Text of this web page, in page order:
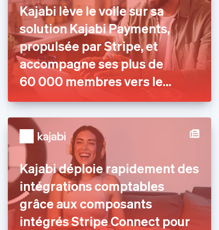
Kajabi lève le voile sur sa
solution Kajabi Payments,
propulsée par Stripe, et
accompagne ses plus de
60 000 membres vers le
succès
Kajabi déploie rapidement des
intégrations comptables
grâce aux composants
intégrés Stripe Connect pour
English
Croatie
English Italiano
Danemark
English
Émirats arabes unis
English
Espagne
EspañolEnglish
English
États-Unis
English 简体中文
Finlande
EnglishSvenska
Français English
Gibraltar
English
Grèce
English
English